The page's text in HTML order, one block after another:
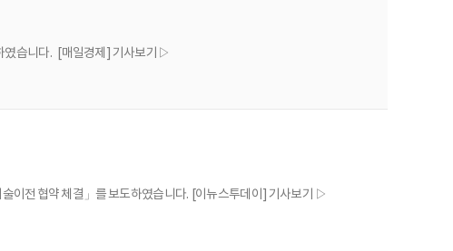
였습니다. [매일경제] 기사보기 ▷
이전 협약 체결」를 보도하였습니다. [이뉴스투데이] 기사보기 ▷